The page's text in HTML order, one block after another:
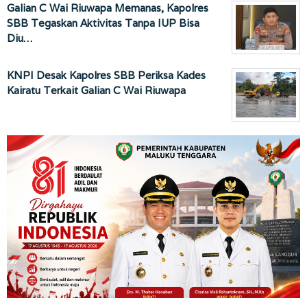
Galian C Wai Riuwapa Memanas, Kapolres
SBB Tegaskan Aktivitas Tanpa IUP Bisa
Diu…
KNPI Desak Kapolres SBB Periksa Kades
Kairatu Terkait Galian C Wai Riuwapa